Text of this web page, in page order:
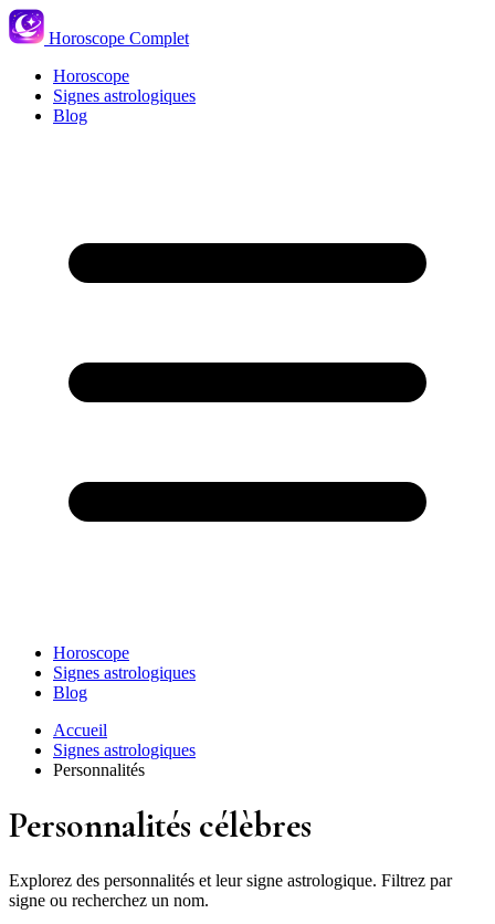
Horoscope Complet
Horoscope
Signes astrologiques
Blog
Horoscope
Signes astrologiques
Blog
Accueil
Signes astrologiques
Personnalités
Personnalités célèbres
Explorez des personnalités et leur signe astrologique. Filtrez par
signe ou recherchez un nom.